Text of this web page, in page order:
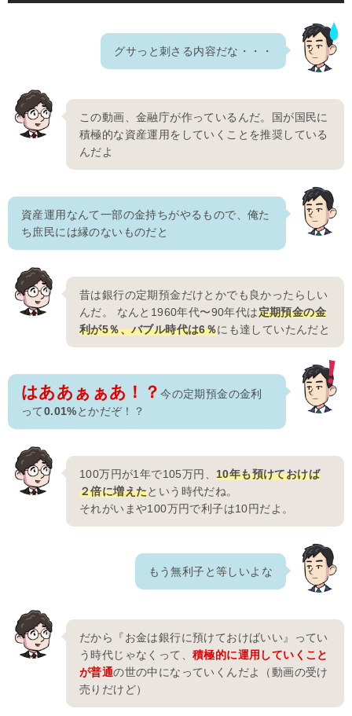
グサっと刺さる内容だな・・・
この動画、金融庁が作っているんだ。国が国民に
積極的な資産運用をしていくことを推奨している
んだよ
資産運用なんて一部の金持ちがやるもので、俺た
ち庶民には縁のないものだと
昔は銀行の定期預金だけとかでも良かったらしい
んだ。 なんと1960年代〜90年代は定期預金の金
利が5％、バブル時代は6％にも達していたんだと
はああぁぁあ！？今の定期預金の金利
って0.01%とかだぞ！？
100万円が1年で105万円、 10年も預けておけば
２倍に増えたという時代だね。
それがいまや100万円で利子は10円だよ。
もう無利子と等しいよな
だから『お金は銀行に預けておけばいい』ってい
う時代じゃなくって、 積極的に運用していくこと
が普通の世の中になっていくんだよ（動画の受け
売りだけど）